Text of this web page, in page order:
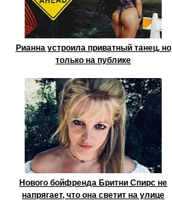
Рианна устроила приватный танец, но
только на публике
Нового бойфренда Бритни Спирс не
напрягает, что она светит на улице